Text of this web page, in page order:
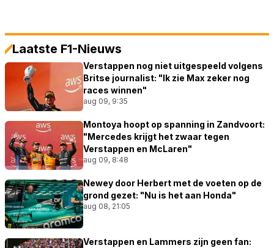
Laatste F1-Nieuws
Verstappen nog niet uitgespeeld volgens
Britse journalist: "Ik zie Max zeker nog
races winnen"
aug 09, 9:35
Montoya hoopt op spanning in Zandvoort:
"Mercedes krijgt het zwaar tegen
Verstappen en McLaren"
aug 09, 8:48
Newey door Herbert met de voeten op de
grond gezet: "Nu is het aan Honda"
aug 08, 21:05
Verstappen en Lammers zijn geen fan: